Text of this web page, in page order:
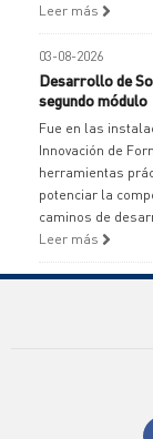
Leer más
03-08-2026
Desarrollo de
segundo módulo
Fue en las
Innovación de
herramientas
potenciar la
caminos de
Leer más